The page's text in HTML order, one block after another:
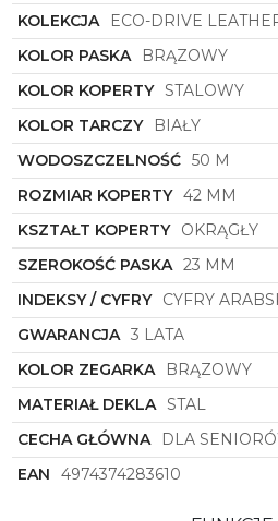
KOLEKCJA
ECO-DRIVE
KOLOR PASKA
BRĄZOWY
KOLOR KOPERTY STALOWY
KOLOR TARCZY
BIAŁY
WODOSZCZELNOŚĆ 50 M
ROZMIAR KOPERTY 42 MM
KSZTAŁT KOPERTY OKRĄGŁY
SZEROKOŚĆ PASKA 23 MM
INDEKSY / CYFRY CYFRY
GWARANCJA 3 LATA
KOLOR ZEGARKA
BRĄZOWY
MATERIAŁ DEKLA STAL
CECHA GŁÓWNA
DLA
EAN
4974374283610